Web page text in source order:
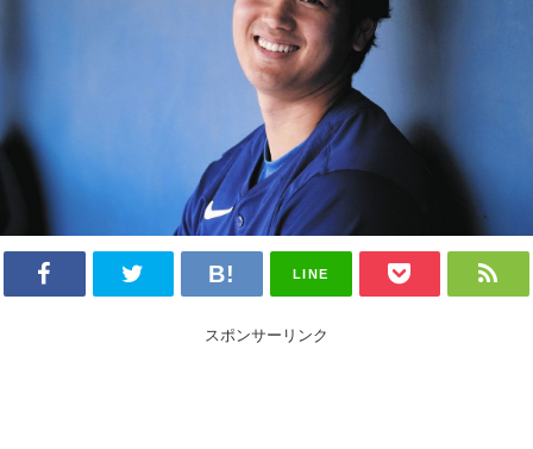
LINE
スポンサーリンク